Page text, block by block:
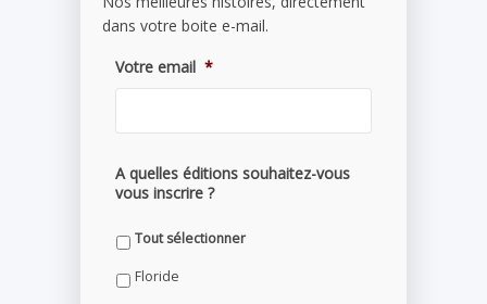
dans votre boite e-mail.
Votre email *
A quelles éditions souhaitez-vous
vous inscrire ?
Tout sélectionner
Floride